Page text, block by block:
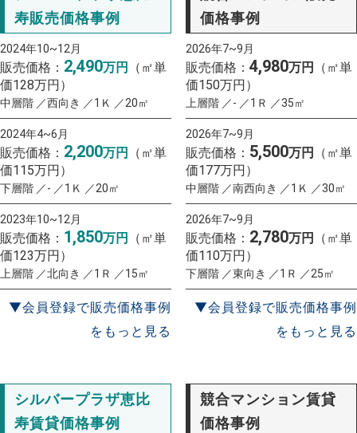
寿販売価格事例
2024年10~12月
販売価格： 2,490万円
（㎡単
価128万円）
中層階 ／西向き ／1Ｋ ／20㎡
2024年4~6月
販売価格： 2,200万円
（㎡単
価115万円）
下層階 ／- ／1Ｋ ／20㎡
2023年10~12月
販売価格： 1,850万円
（㎡単
価123万円）
上層階 ／北向き ／1Ｒ ／15㎡
▼会員登録で販売価格事例
をもっと見る
価格事例
2026年7~9月
販売価格： 4,980万円
（㎡単
価150万円）
上層階 ／- ／1Ｒ ／35㎡
2026年7~9月
販売価格： 5,500万円
（㎡単
価177万円）
中層階 ／南西向き ／1Ｋ ／30㎡
2026年7~9月
販売価格： 2,780万円
（㎡単
価110万円）
下層階 ／東向き ／1Ｒ ／25㎡
▼会員登録で販売価格事例
をもっと見る
シルバープラザ恵比
寿賃貸価格事例
競合マンション賃貸
価格事例